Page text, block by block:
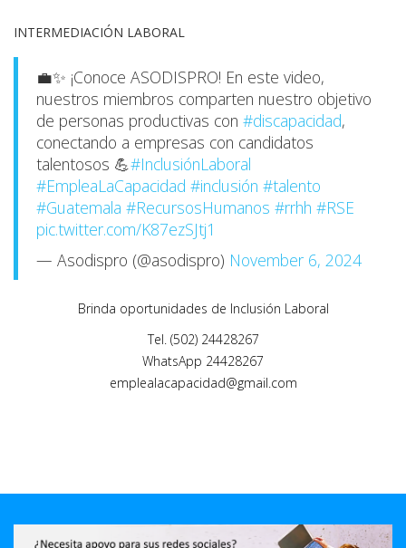
INTERMEDIACIÓN LABORAL
💼✨ ¡Conoce ASODISPRO! En este video,
nuestros miembros comparten nuestro objetivo
de personas productivas con #discapacidad,
conectando a empresas con candidatos
talentosos 💪#InclusiónLaboral
#EmpleaLaCapacidad #inclusión #talento
#Guatemala #RecursosHumanos #rrhh #RSE
pic.twitter.com/K87ezSJtj1
— Asodispro (@asodispro) November 6, 2024
Brinda oportunidades de Inclusión Laboral
Tel. (502) 24428267
WhatsApp 24428267
emplealacapacidad@gmail.com